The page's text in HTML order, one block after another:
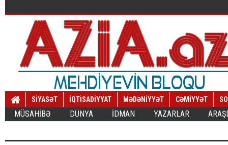
SİYASƏT İQTİSADİYYAT MƏDƏNİYYƏT CƏMİYYƏT
MÜSAHİBƏ DÜNYA İDMAN YAZARLAR